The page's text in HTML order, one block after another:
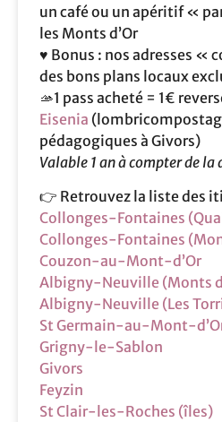
un café ou un apéritif «
les Monts d’Or
♥️ Bonus : nos adresses «
des bons plans locaux
🫴1 pass acheté = 1€
Eisenia
pédagogiques à Givors)
Valable 1 an à compter de la
👉 Retrouvez la liste des
Collonges-Fontaines
Collonges-Fontaines
Couzon-au-Mont-d’Or
Albigny-Neuville (Monts
Albigny-Neuville (Les
St Germain-au-Mont-
Grigny-le-Sablon
Givors
Feyzin
St Clair-les-Roches (îles)